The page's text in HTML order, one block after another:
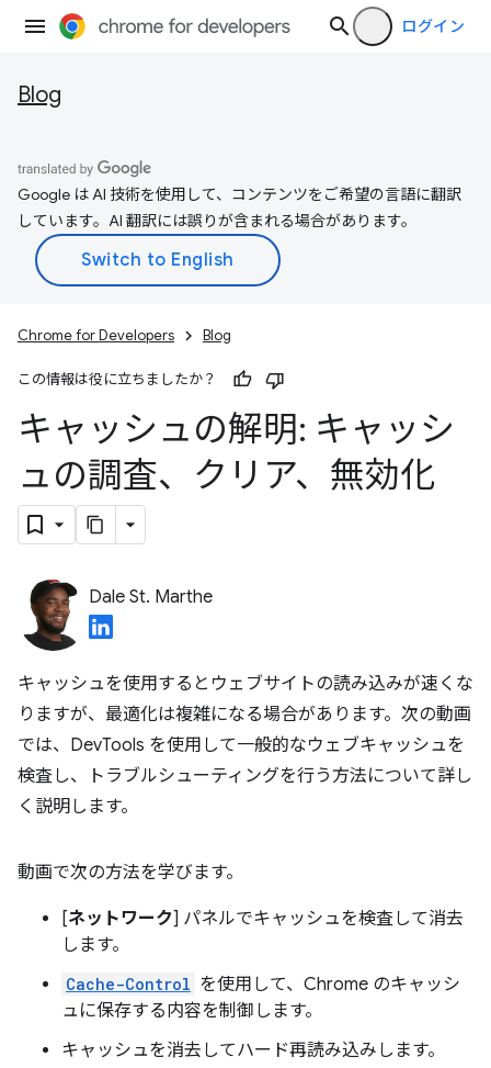
ログイン
Blog
Google は AI 技術を使用して、コンテンツをご希望の言語に翻訳
しています。AI 翻訳には誤りが含まれる場合があります。
Chrome for Developers Blog
この情報は役に立ちましたか？
キャッシュの解明: キャッシ
ュの調査、クリア、無効化
Dale St. Marthe
キャッシュを使用するとウェブサイトの読み込みが速くな
りますが、最適化は複雑になる場合があります。次の動画
では、DevTools を使用して一般的なウェブキャッシュを
検査し、トラブルシューティングを行う方法について詳し
く説明します。
動画で次の方法を学びます。
[ネットワーク] パネルでキャッシュを検査して消去
します。
Cache-Control を使用して、Chrome のキャッシ
ュに保存する内容を制御します。
キャッシュを消去してハード再読み込みします。